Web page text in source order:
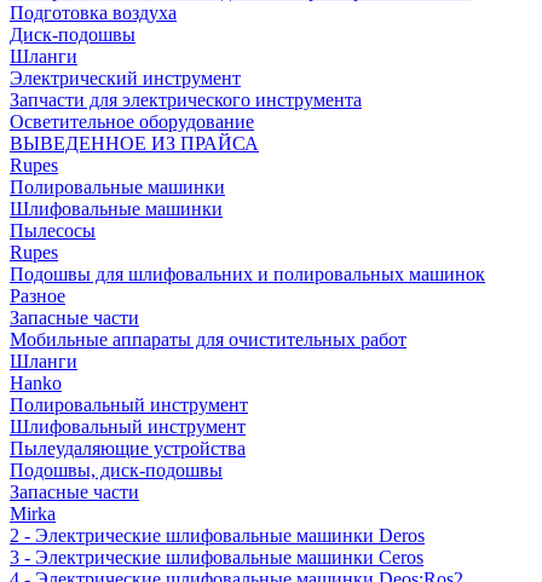
Подготовка воздуха
Диск-подошвы
Шланги
Электрический инструмент
Запчасти для электрического инструмента
Осветительное оборудование
ВЫВЕДЕННОЕ ИЗ ПРАЙСА
Rupes
Полировальные машинки
Шлифовальные машинки
Пылесосы
Rupes
Подошвы для шлифовальних и полировальных машинок
Разное
Запасные части
Мобильные аппараты для очистительных работ
Шланги
Hanko
Полировальный инструмент
Шлифовальный инструмент
Пылеудаляющие устройства
Подошвы, диск-подошвы
Запасные части
Mirka
2 - Электрические шлифовальные машинки Deros
3 - Электрические шлифовальные машинки Ceros